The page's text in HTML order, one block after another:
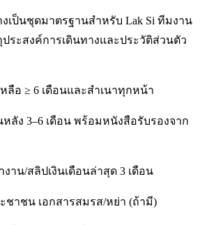
เป็นชุดมาตรฐานสำหรับ Lak Si ทีมงาน
ระสงค์การเดินทางและประวัติส่วนตัว
ลือ ≥ 6 เดือนและสำเนาทุกหน้า
ลัง 3–6 เดือน พร้อมหนังสือรับรองจาก
าน/สลิปเงินเดือนล่าสุด 3 เดือน
ชาชน เอกสารสมรส/หย่า (ถ้ามี)